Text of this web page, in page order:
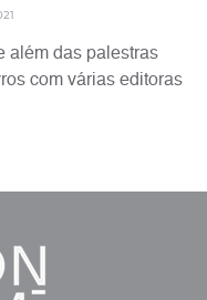
além das palestras
com várias editoras